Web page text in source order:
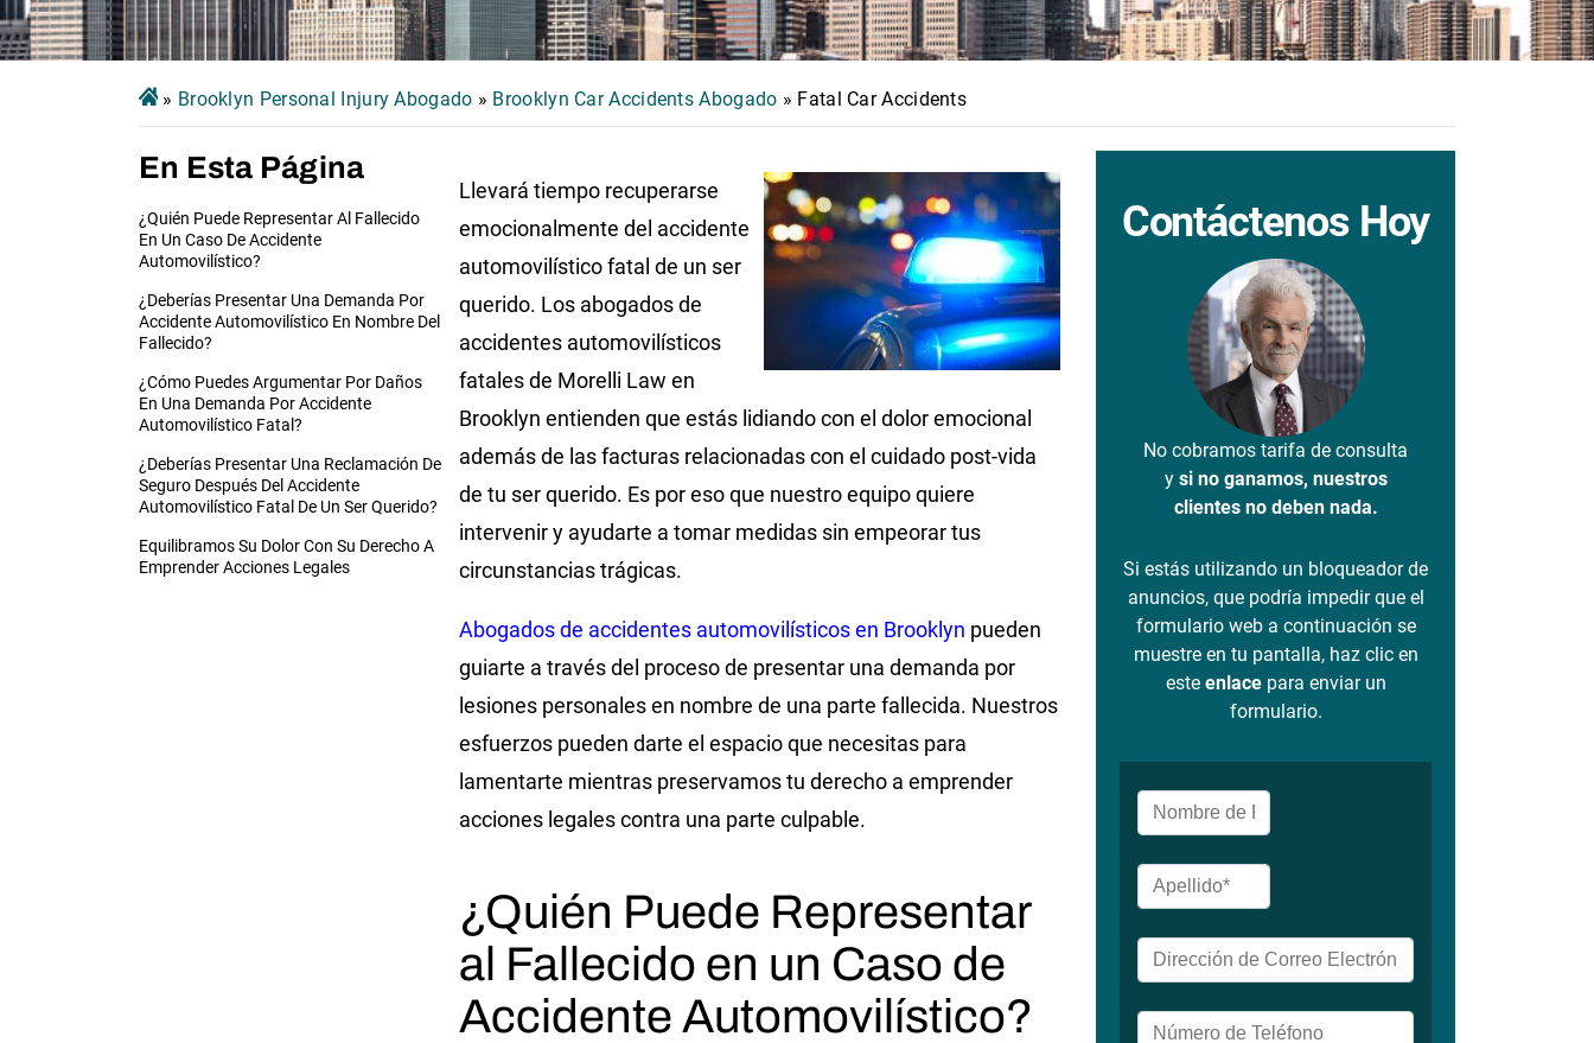
» Brooklyn Personal Injury Abogado » Brooklyn Car Accidents Abogado » Fatal Car Accidents
En Esta Página
¿Quién Puede Representar Al Fallecido
En Un Caso De Accidente
Automovilístico?
¿Deberías Presentar Una Demanda Por
Accidente Automovilístico En Nombre Del
Fallecido?
¿Cómo Puedes Argumentar Por Daños
En Una Demanda Por Accidente
Automovilístico Fatal?
¿Deberías Presentar Una Reclamación De
Seguro Después Del Accidente
Automovilístico Fatal De Un Ser Querido?
Equilibramos Su Dolor Con Su Derecho A
Emprender Acciones Legales
Llevará tiempo recuperarse
emocionalmente del accidente
automovilístico fatal de un ser
querido. Los abogados de
accidentes automovilísticos
fatales de Morelli Law en
Brooklyn entienden que estás lidiando con el dolor emocional
además de las facturas relacionadas con el cuidado post-vida
de tu ser querido. Es por eso que nuestro equipo quiere
intervenir y ayudarte a tomar medidas sin empeorar tus
circunstancias trágicas.
Abogados de accidentes automovilísticos en Brooklyn pueden
guiarte a través del proceso de presentar una demanda por
lesiones personales en nombre de una parte fallecida. Nuestros
esfuerzos pueden darte el espacio que necesitas para
lamentarte mientras preservamos tu derecho a emprender
acciones legales contra una parte culpable.
¿Quién Puede Representar
al Fallecido en un Caso de
Accidente Automovilístico?
Contáctenos Hoy
No cobramos tarifa de consulta
y si no ganamos, nuestros
clientes no deben nada.
Si estás utilizando un bloqueador de
anuncios, que podría impedir que el
formulario web a continuación se
muestre en tu pantalla, haz clic en
este enlacepara enviar un
formulario.